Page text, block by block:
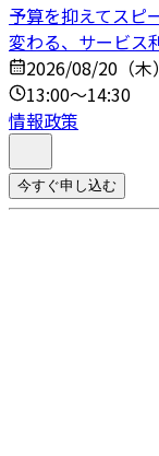
予算を抑えてス
変わる、サービス
2026/08/20（木）
13:00～14:30
情報政策
今すぐ申し込む